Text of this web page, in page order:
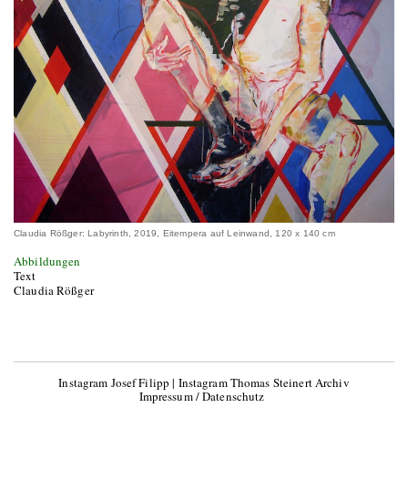
Claudia Rößger: Labyrinth, 2019, Eitempera auf Leinwand, 120 x 140 cm
Abbildungen
Text
Claudia Rößger
Instagram Josef Filipp | Instagram Thomas Steinert Archiv
Impressum / Datenschutz